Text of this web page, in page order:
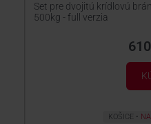
Set pre dvojitú krídlovú
500kg - full verzia
KOŠICE